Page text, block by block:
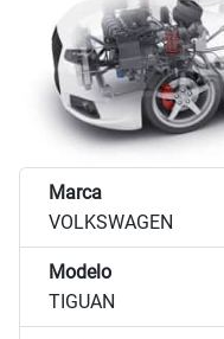
Marca
VOLKSWAGEN
Modelo
TIGUAN